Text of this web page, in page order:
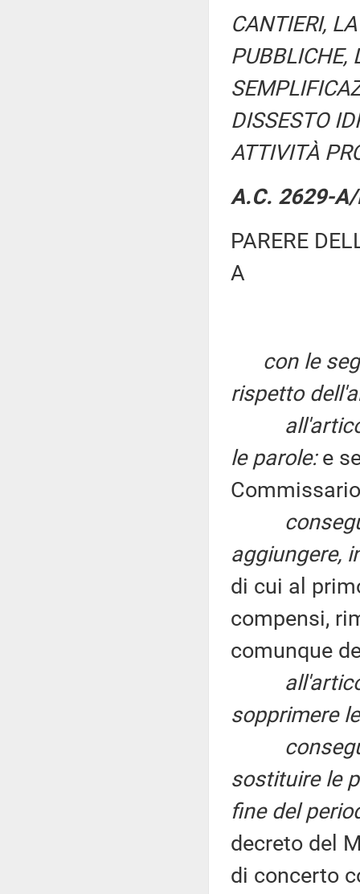
CANTIERI,
PUBBLICHE,
DISSESTO
ATTIVITÀ
A.C. 2629-
PARERE
A
con le
rispetto
le parole:e
aggiungere,
di cui al
compensi,
comunque
sopprimere
sostituire le
fine del
decreto del
di concerto